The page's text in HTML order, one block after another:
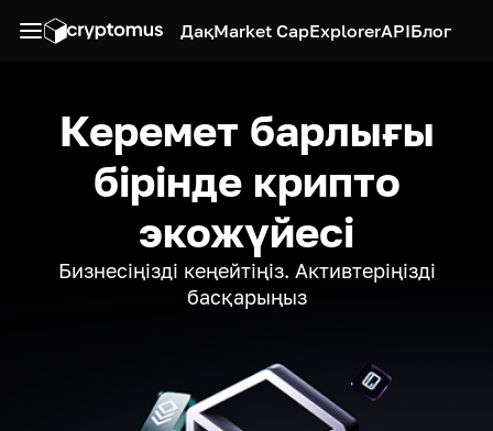
ДақMarket CapExplorerAPIБлог
Керемет барлығы
бірінде крипто
экожүйесі
Бизнесіңізді кеңейтіңіз. Активтеріңізді
басқарыңыз